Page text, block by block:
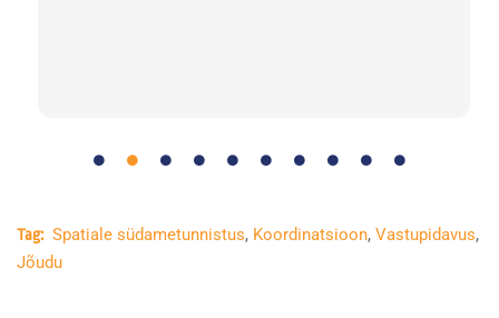
Tag: Spatiale südametunnistus, Koordinatsioon, Vastupidavus,
Jõudu